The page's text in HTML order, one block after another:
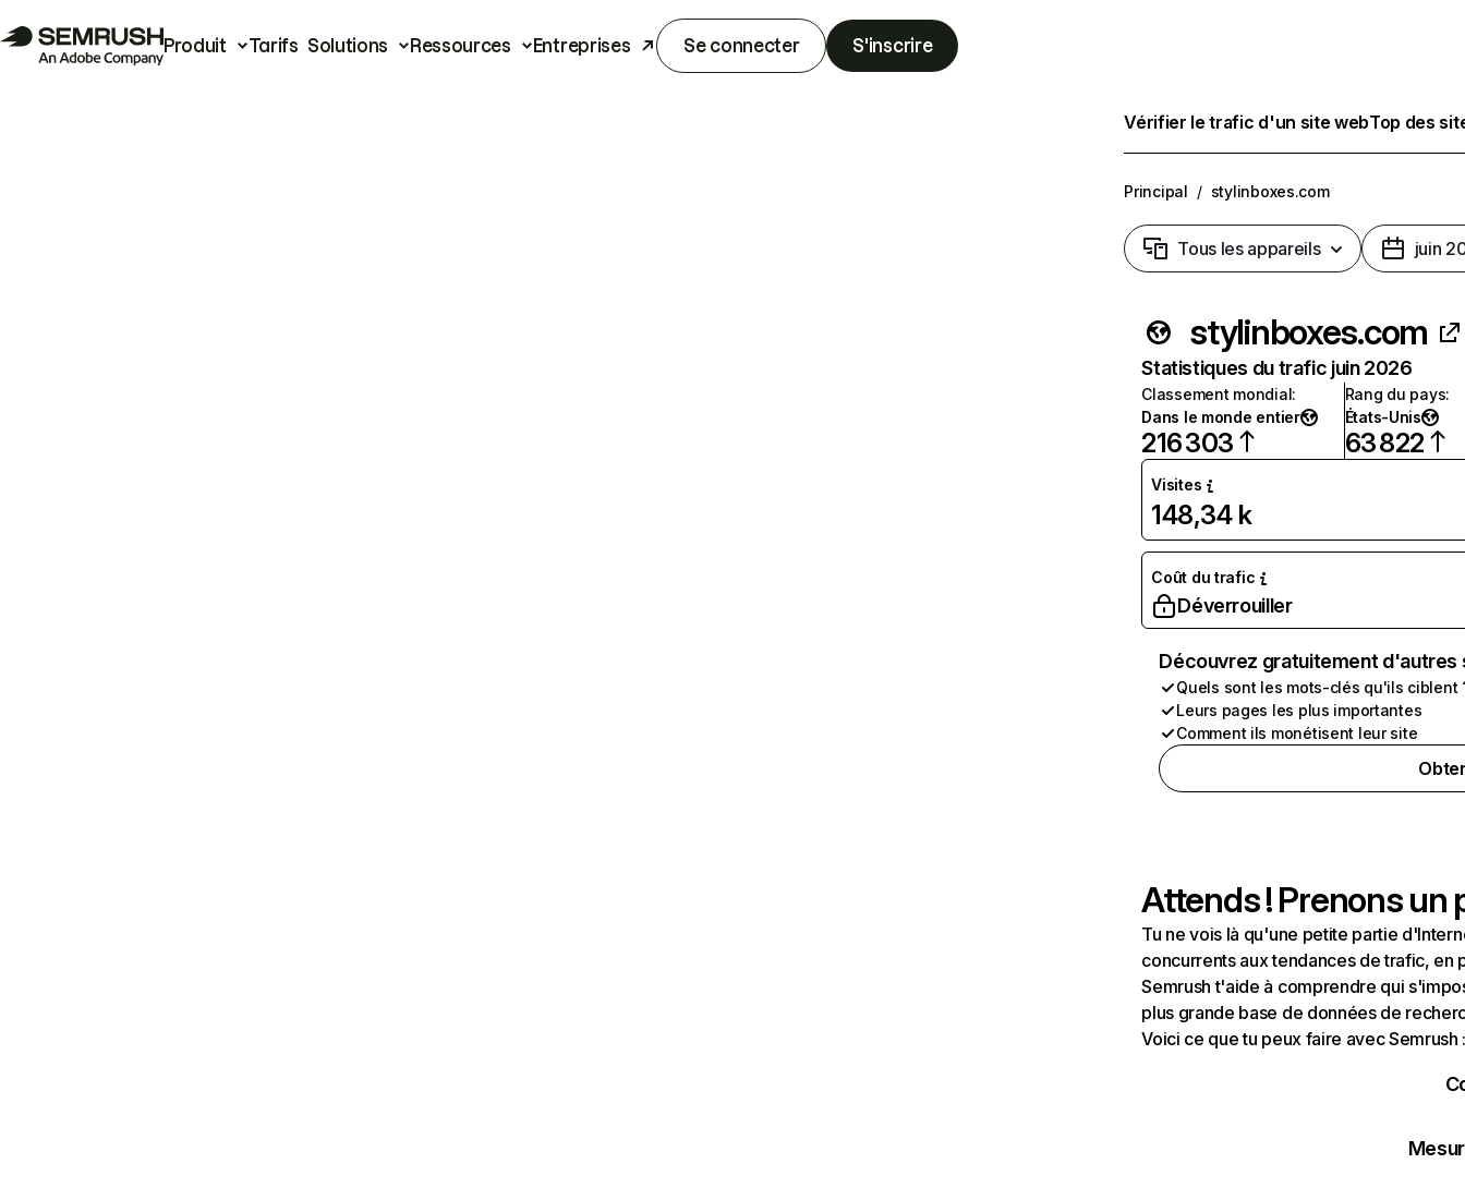
Produit Tarifs Solutions Ressources Entreprises Se connecter S'inscrire
Vérifier le trafic d'un site webTop des
Principal / stylinboxes.com
Tous les appareils juin
stylinboxes.com
Statistiques du trafic juin 2026
Classement mondial:
Dans le monde entier
216 303
Rang du pays:
États-Unis
63 822
Visites
148,34 k
Coût du trafic
Déverrouiller
Découvrez gratuitement
Quels sont les mots-clés qu'ils ciblent
Leurs pages les plus importantes
Comment ils monétisent leur site
Attends ! Prenons un
Tu ne vois là qu'une petite partie
concurrents aux tendances de trafic, en
Semrush t'aide à comprendre qui
plus grande base de données de
Voici ce que tu peux faire avec Semrush